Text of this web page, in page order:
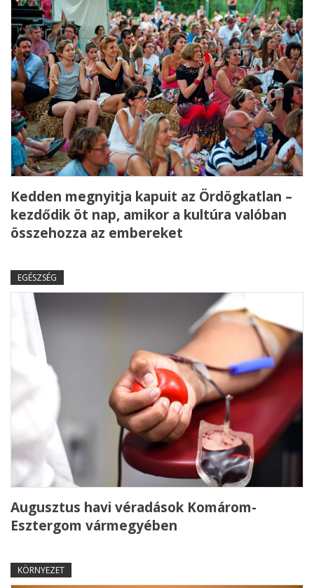
Kedden megnyitja kapuit az Ördögkatlan –
kezdődik öt nap, amikor a kultúra valóban
összehozza az embereket
EGÉSZSÉG
Augusztus havi véradások Komárom-
Esztergom vármegyében
KÖRNYEZET